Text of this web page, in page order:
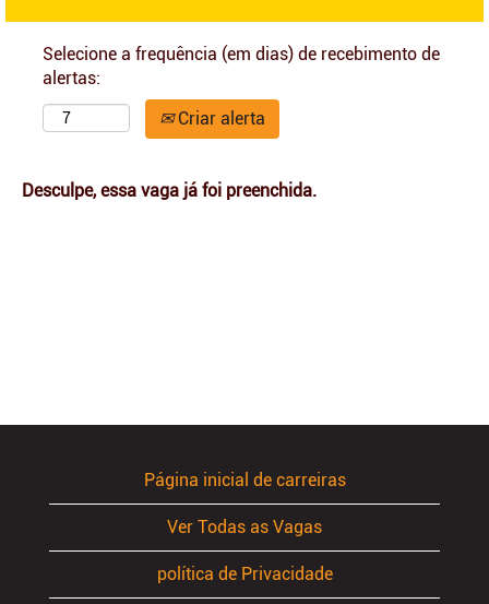
Selecione a frequência (em dias) de recebimento de
alertas:
Criar alerta
Desculpe, essa vaga já foi preenchida.
Página inicial de carreiras
Ver Todas as Vagas
política de Privacidade